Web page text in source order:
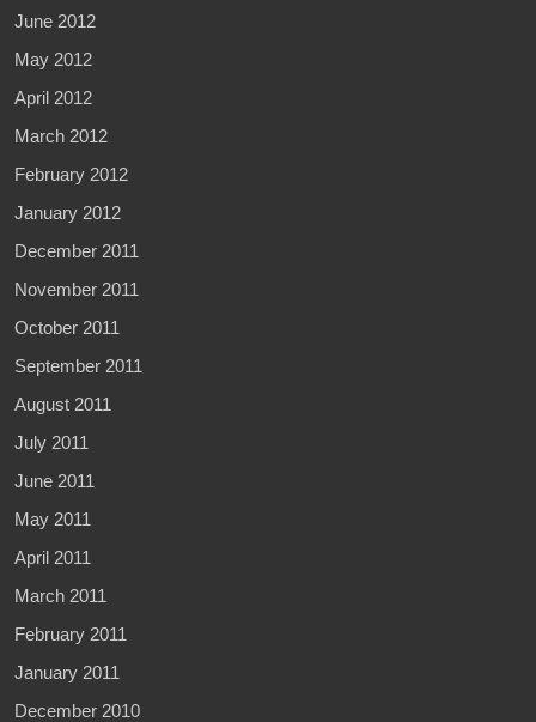
June 2012
May 2012
April 2012
March 2012
February 2012
January 2012
December 2011
November 2011
October 2011
September 2011
August 2011
July 2011
June 2011
May 2011
April 2011
March 2011
February 2011
January 2011
December 2010